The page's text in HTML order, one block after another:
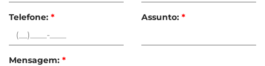
Telefone: * Assunto: *
Mensagem: *